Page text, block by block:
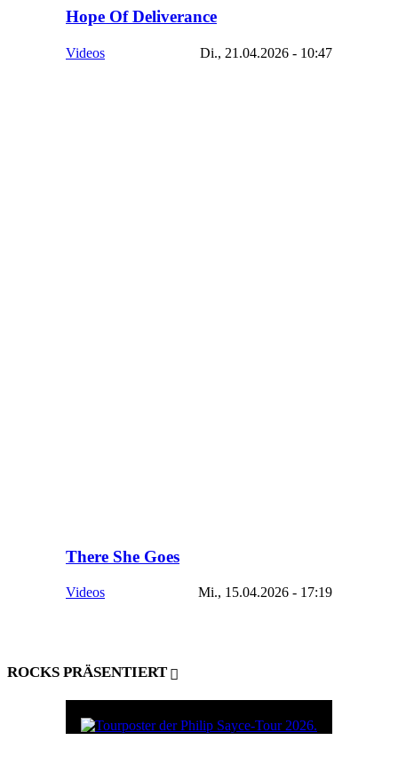
Hope Of Deliverance
Videos Di., 21.04.2026 - 10:47
There She Goes
Videos Mi., 15.04.2026 - 17:19
ROCKS PRÄSENTIERT